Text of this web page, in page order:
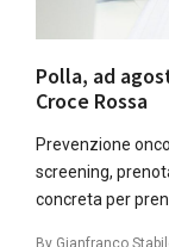
Polla, ad
Croce Rossa
Prevenzione
screening,
concreta per
By Gianfranco